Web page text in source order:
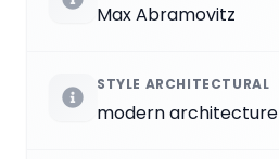
Max Abramovitz
STYLE ARCHITECTURAL
modern architecture